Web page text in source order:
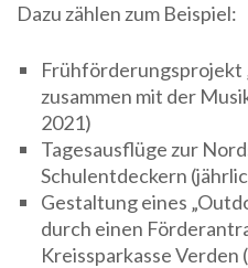
Dazu zählen zum Beispiel:
Frühförderungsprojekt
zusammen mit der
2021)
Tagesausflüge zur
Schulentdeckern
Gestaltung eines
durch einen
Kreissparkasse Verden